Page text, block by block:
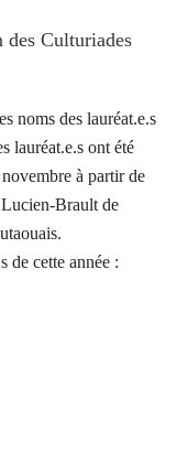
des Culturiades
noms des lauréat.e.s
lauréat.e.s ont été
à partir de
Brault de
de cette année :